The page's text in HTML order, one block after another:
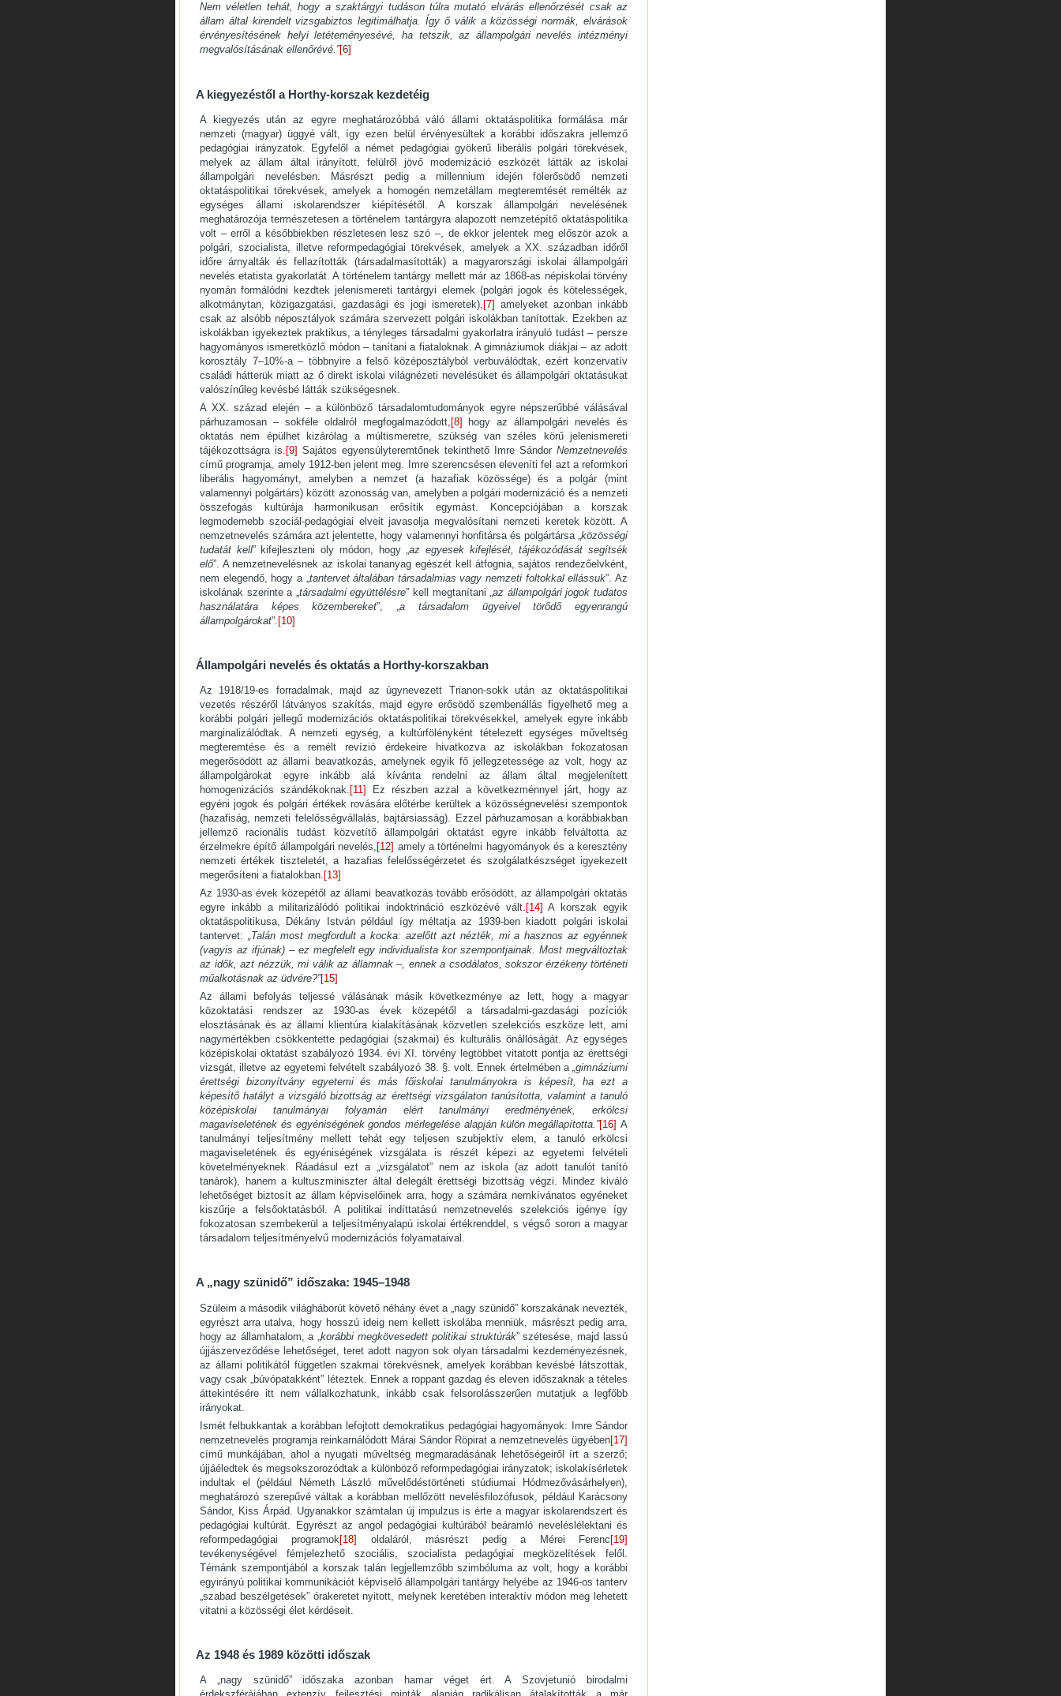
Nem véletlen tehát, hogy a szaktárgyi tudáson túlra mutató elvárás ellenőrzését csak az
állam által kirendelt vizsgabiztos legitimálhatja. Így ő válik a közösségi normák, elvárások
érvényesítésének helyi letéteményesévé, ha tetszik, az állampolgári nevelés intézményi
megvalósításának ellenőrévé.”[6]
A kiegyezéstől a Horthy-korszak kezdetéig
A kiegyezés után az egyre meghatározóbbá váló állami oktatáspolitika formálása már
nemzeti (magyar) üggyé vált, így ezen belül érvényesültek a korábbi időszakra jellemző
pedagógiai irányzatok. Egyfelől a német pedagógiai gyökerű liberális polgári törekvések,
melyek az állam által irányított, felülről jövő modernizáció eszközét látták az iskolai
állampolgári nevelésben. Másrészt pedig a millennium idején fölerősödő nemzeti
oktatáspolitikai törekvések, amelyek a homogén nemzetállam megteremtését remélték az
egységes állami iskolarendszer kiépítésétől. A korszak állampolgári nevelésének
meghatározója természetesen a történelem tantárgyra alapozott nemzetépítő oktatáspolitika
volt – erről a későbbiekben részletesen lesz szó –, de ekkor jelentek meg először azok a
polgári, szocialista, illetve reformpedagógiai törekvések, amelyek a XX. században időről
időre árnyalták és fellazították (társadalmasították) a magyarországi iskolai állampolgári
nevelés etatista gyakorlatát. A történelem tantárgy mellett már az 1868-as népiskolai törvény
nyomán formálódni kezdtek jelenismereti tantárgyi elemek (polgári jogok és kötelességek,
alkotmánytan, közigazgatási, gazdasági és jogi ismeretek), [7] amelyeket azonban inkább
csak az alsóbb néposztályok számára szervezett polgári iskolákban tanítottak. Ezekben az
iskolákban igyekeztek praktikus, a tényleges társadalmi gyakorlatra irányuló tudást – persze
hagyományos ismeretközlő módon – tanítani a fiataloknak. A gimnáziumok diákjai – az adott
korosztály 7–10%-a – többnyire a felső középosztályból verbuválódtak, ezért konzervatív
családi hátterük miatt az ő direkt iskolai világnézeti nevelésüket és állampolgári oktatásukat
valószínűleg kevésbé látták szükségesnek.
A XX. század elején – a különböző társadalomtudományok egyre népszerűbbé válásával
párhuzamosan – sokféle oldalról megfogalmazódott, [8]
hogy az állampolgári nevelés és
oktatás nem épülhet kizárólag a múltismeretre, szükség van széles körű jelenismereti
tájékozottságra is. [9] Sajátos egyensúlyteremtőnek tekinthető Imre Sándor Nemzetnevelés
című programja, amely 1912-ben jelent meg. Imre szerencsésen eleveníti fel azt a reformkori
liberális hagyományt, amelyben a nemzet (a hazafiak közössége) és a polgár (mint
valamennyi polgártárs) között azonosság van, amelyben a polgári modernizáció és a nemzeti
összefogás kultúrája harmonikusan erősítik egymást. Koncepciójában a korszak
legmodernebb szociál-pedagógiai elveit javasolja megvalósítani nemzeti keretek között. A
nemzetnevelés számára azt jelentette, hogy valamennyi honfitársa és polgártársa „ közösségi
tudatát kell” kifejleszteni oly módon, hogy „az egyesek kifejlését, tájékozódását segítsék
elő”. A nemzetnevelésnek az iskolai tananyag egészét kell átfognia, sajátos rendezőelvként,
nem elegendő, hogy a „ tantervet általában társadalmias vagy nemzeti foltokkal ellássuk”. Az
iskolának szerinte a „ társadalmi együttélésre” kell megtanítani „az állampolgári jogok tudatos
használatára képes közembereket”, „a társadalom ügyeivel törődő egyenrangú
állampolgárokat”. [10]
Állampolgári nevelés és oktatás a Horthy-korszakban
Az 1918/19-es forradalmak, majd az úgynevezett Trianon-sokk után az oktatáspolitikai
vezetés részéről látványos szakítás, majd egyre erősödő szembenállás figyelhető meg a
korábbi polgári jellegű modernizációs oktatáspolitikai törekvésekkel, amelyek egyre inkább
marginalizálódtak. A nemzeti egység, a kultúrfölényként tételezett egységes műveltség
megteremtése és a remélt revízió érdekeire hivatkozva az iskolákban fokozatosan
megerősödött az állami beavatkozás, amelynek egyik fő jellegzetessége az volt, hogy az
állampolgárokat egyre inkább alá kívánta rendelni az állam által megjelenített
homogenizációs szándékoknak. [11]
Ez részben azzal a következménnyel járt, hogy az
egyéni jogok és polgári értékek rovására előtérbe kerültek a közösségnevelési szempontok
(hazafiság, nemzeti felelősségvállalás, bajtársiasság). Ezzel párhuzamosan a korábbiakban
jellemző racionális tudást közvetítő állampolgári oktatást egyre inkább felváltotta az
érzelmekre építő állampolgári nevelés, [12] amely a történelmi hagyományok és a keresztény
nemzeti értékek tiszteletét, a hazafias felelősségérzetet és szolgálatkészséget igyekezett
megerősíteni a fiatalokban. [13]
Az 1930-as évek közepétől az állami beavatkozás tovább erősödött, az állampolgári oktatás
egyre inkább a militarizálódó politikai indoktrináció eszközévé vált. [14] A korszak egyik
oktatáspolitikusa, Dékány István például így méltatja az 1939-ben kiadott polgári iskolai
tantervet: „Talán most megfordult a kocka: azelőtt azt nézték, mi a hasznos az egyénnek
(vagyis az ifjúnak) – ez megfelelt egy individualista kor szempontjainak. Most megváltoztak
az idők, azt nézzük, mi válik az államnak –, ennek a csodálatos, sokszor érzékeny történeti
műalkotásnak az üdvére?”[15]
Az állami befolyás teljessé válásának másik következménye az lett, hogy a magyar
közoktatási rendszer az 1930-as évek közepétől a társadalmi-gazdasági pozíciók
elosztásának és az állami klientúra kialakításának közvetlen szelekciós eszköze lett, ami
nagymértékben csökkentette pedagógiai (szakmai) és kulturális önállóságát. Az egységes
középiskolai oktatást szabályozó 1934. évi XI. törvény legtöbbet vitatott pontja az érettségi
vizsgát, illetve az egyetemi felvételt szabályozó 38. §. volt. Ennek értelmében a„gimnáziumi
érettségi bizonyítvány egyetemi és más főiskolai tanulmányokra is képesít, ha ezt a
képesítő hatályt a vizsgáló bizottság az érettségi vizsgálaton tanúsította, valamint a tanuló
középiskolai tanulmányai folyamán elért tanulmányi eredményének, erkölcsi
magaviseletének és egyéniségének gondos mérlegelése alapján külön megállapította.”[16] A
tanulmányi teljesítmény mellett tehát egy teljesen szubjektív elem, a tanuló erkölcsi
magaviseletének és egyéniségének vizsgálata is részét képezi az egyetemi felvételi
követelményeknek. Ráadásul ezt a „vizsgálatot” nem az iskola (az adott tanulót tanító
tanárok), hanem a kultuszminiszter által delegált érettségi bizottság végzi. Mindez kiváló
lehetőséget biztosít az állam képviselőinek arra, hogy a számára nemkívánatos egyéneket
kiszűrje a felsőoktatásból. A politikai indíttatású nemzetnevelés szelekciós igénye így
fokozatosan szembekerül a teljesítményalapú iskolai értékrenddel, s végső soron a magyar
társadalom teljesítményelvű modernizációs folyamataival.
A „nagy szünidő” időszaka: 1945–1948
Szüleim a második világháborút követő néhány évet a „nagy szünidő” korszakának nevezték,
egyrészt arra utalva, hogy hosszú ideig nem kellett iskolába menniük, másrészt pedig arra,
hogy az államhatalom, a „korábbi megkövesedett politikai struktúrák” szétesése, majd lassú
újjászerveződése lehetőséget, teret adott nagyon sok olyan társadalmi kezdeményezésnek,
az állami politikától független szakmai törekvésnek, amelyek korábban kevésbé látszottak,
vagy csak „búvópatakként” léteztek. Ennek a roppant gazdag és eleven időszaknak a tételes
áttekintésére itt nem vállalkozhatunk, inkább csak felsorolásszerűen mutatjuk a legfőbb
irányokat.
Ismét felbukkantak a korábban lefojtott demokratikus pedagógiai hagyományok: Imre Sándor
nemzetnevelés programja reinkarnálódott Márai Sándor Röpirat a nemzetnevelés ügyében[17]
című munkájában, ahol a nyugati műveltség megmaradásának lehetőségeiről írt a szerző;
újjáéledtek és megsokszorozódtak a különböző reformpedagógiai irányzatok; iskolakísérletek
indultak el (például Németh László művelődéstörténeti stúdiumai Hódmezővásárhelyen),
meghatározó szerepűvé váltak a korábban mellőzött nevelésfilozófusok, például Karácsony
Sándor, Kiss Árpád. Ugyanakkor számtalan új impulzus is érte a magyar iskolarendszert és
pedagógiai kultúrát. Egyrészt az angol pedagógiai kultúrából beáramló neveléslélektani és
reformpedagógiai programok[18] oldaláról, másrészt pedig a Mérei Ferenc[19]
tevékenységével fémjelezhető szociális, szocialista pedagógiai megközelítések felől.
Témánk szempontjából a korszak talán legjellemzőbb szimbóluma az volt, hogy a korábbi
egyirányú politikai kommunikációt képviselő állampolgári tantárgy helyébe az 1946-os tanterv
„szabad beszélgetések” órakeretet nyitott, melynek keretében interaktív módon meg lehetett
vitatni a közösségi élet kérdéseit.
Az 1948 és 1989 közötti időszak
A „nagy szünidő” időszaka azonban hamar véget ért. A Szovjetunió birodalmi